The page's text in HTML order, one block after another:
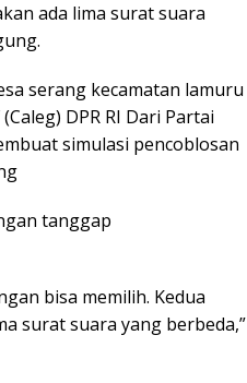
ada lima surat suara
serang kecamatan lamuru
DPR RI Dari Partai
simulasi pencoblosan
tanggap
bisa memilih. Kedua
surat suara yang berbeda,”